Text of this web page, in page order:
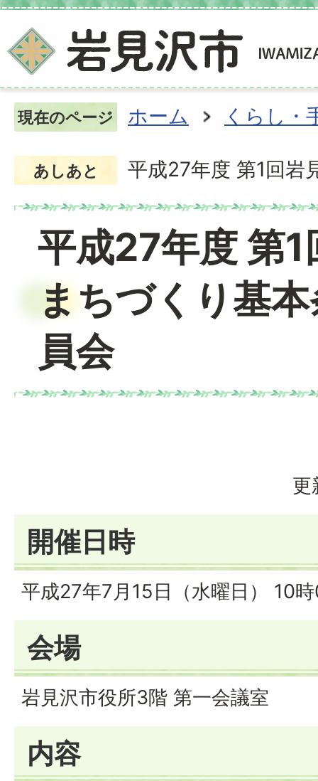
現在のページ ホーム くらし・
あしあと 平成27年度 第1回岩
平成27年度 第1
まちづくり基
員会
更
開催日時
平成27年7月15日（水曜日） 10
会場
岩見沢市役所3階 第一会議室
内容